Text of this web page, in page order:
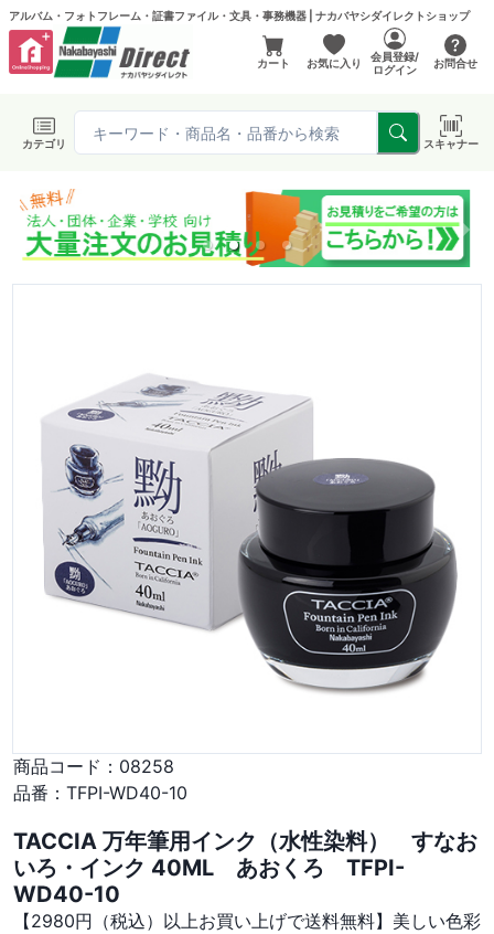
アルバム・フォトフレーム・証書ファイル・文具・事務機器 | ナカバヤシダイレクトショップ
カート お気に入り
会員登録/
ログイン
お問合せ
カテゴリ スキャナー
商品コード： 08258
品番： TFPI-WD40-10
TACCIA 万年筆用インク（水性染料） すなお
いろ・インク 40ML あおくろ TFPI-
WD40-10
【2980円（税込）以上お買い上げで送料無料】美しい色彩